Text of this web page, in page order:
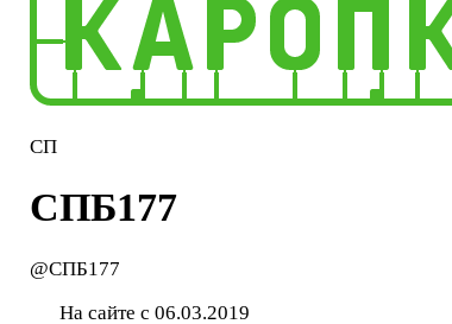
СП
СПБ177
@СПБ177
На сайте с 06.03.2019